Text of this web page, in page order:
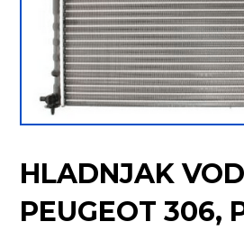
HLADNJAK
PEUGEOT 306,